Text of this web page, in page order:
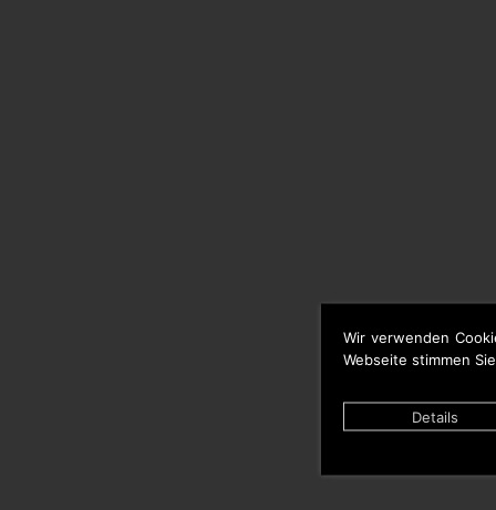
Wir verwenden
Webseite stimmen
Details